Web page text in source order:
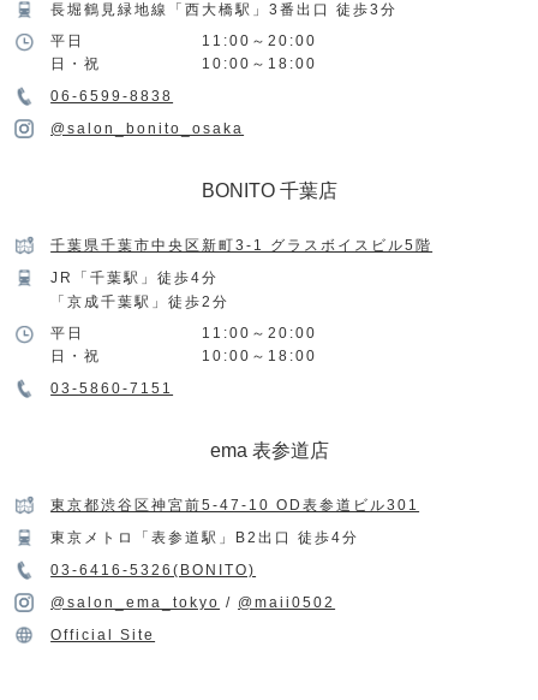
長堀鶴見緑地線「西大橋駅」3番出口 徒歩3分
平日
11:00～20:00
日・祝
10:00～18:00
06-6599-8838
@salon_bonito_osaka
BONITO 千葉店
千葉県千葉市中央区新町3-1 グラスボイスビル5階
JR「千葉駅」徒歩4分
「京成千葉駅」徒歩2分
平日
11:00～20:00
日・祝
10:00～18:00
03-5860-7151
ema 表参道店
東京都渋谷区神宮前5-47-10 OD表参道ビル301
東京メトロ「表参道駅」B2出口 徒歩4分
03-6416-5326(BONITO)
@salon_ema_tokyo / @maii0502
Official Site